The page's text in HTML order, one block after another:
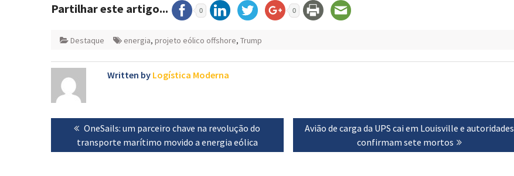
Partilhar este artigo... 0 0
Destaque energia, projeto eólico offshore, Trump
Written by Logística Moderna
Navegação
artigos
Previous
post:
OneSails: um parceiro chave na revolução do
transporte marítimo movido a energia eólica
Next
Avião de carga da UPS cai em Louisville e autoridades
confirmam sete mortos